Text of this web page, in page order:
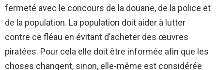
fermeté avec le concours de la douane, de la police et
de la population. La population doit aider à lutter
contre ce fléau en évitant d’acheter des œuvres
piratées. Pour cela elle doit être informée afin que les
choses changent, sinon, elle-même est considérée